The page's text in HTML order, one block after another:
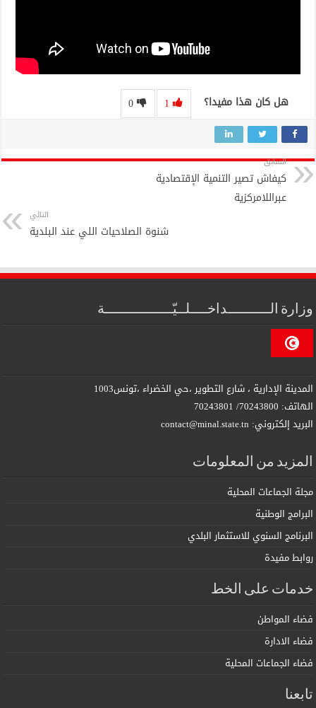
هل كان هذا مفيدا؟ 1
0
السابق
كيفاش تصير التنمية الإقتصادية
عبراللامركزية
التالي
شنوة الصلاحيات اللي عند البلدية
وزارة الــــــــــداخــــلــيّــــــــــــــــة
المدينة الإدارية ، شارع التطوير ،حي الخضراء ،تونس1003
الهاتف: 70243800/ 70243801
البريد إلكتروني: contact@minal.state.tn
المزيد من المعلومات
مجلة الجماعات المحلية
البرامج الوطنية
البرنامج السنوي للاستثمار البلدي
روابط مفيدة
خدمات على الخط
فضاء المواطن
فضاء الادارة
فضاء الجماعات المحلية
تابعنا